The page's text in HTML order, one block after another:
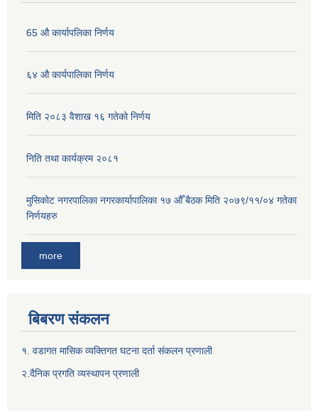
65 औ कार्यापलिका निर्णय
६४ औ कार्यपालिका निर्णय
मिति २०८३ वैशाख १६ गतेको निर्णय
निति तथा कार्यक्रम २०८१
मुसिकोट नगरपालिका नगरकार्यापालिका १७ औँ बैठक मिति २०७९/११/०४ गतेका
निर्णयहरु
more
बिबरण संकलन
१. वडागत मासिक व्यक्तिगत घटना दर्ता संकलन प्रणाली
२.दैनिक प्रगति व्यस्थापन प्रणाली